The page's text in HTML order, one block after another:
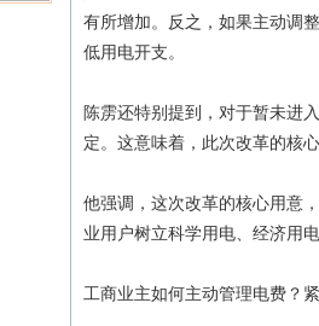
有所增加。反之，如果主动调
低用电开支。
陈雳还特别提到，对于暂未进
定。这意味着，此次改革的核
他强调，这次改革的核心用意
业用户树立科学用电、经济用
工商业主如何主动管理电费？